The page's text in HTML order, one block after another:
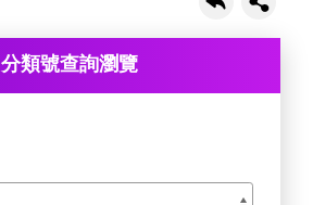
分類號查詢瀏覽